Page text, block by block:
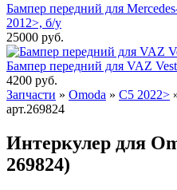
Бампер передний для
2012>, б/у
25000 руб.
Бампер передний для VAZ
4200 руб.
Запчасти » Omoda » C5 2022>
арт.269824
Интеркулер для
269824)